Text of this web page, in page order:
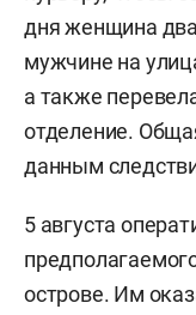
дня женщина
мужчине на
а также
отделение.
данным
5 августа
острове. Им